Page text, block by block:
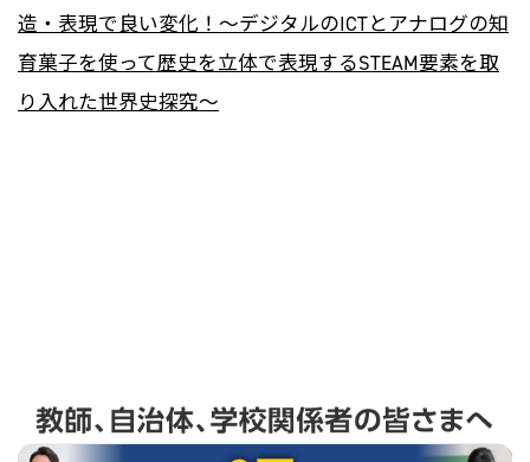
造・表現で良い変化！〜デジタルのICTとアナログの知
育菓子を使って歴史を立体で表現するSTEAM要素を取
り入れた世界史探究〜